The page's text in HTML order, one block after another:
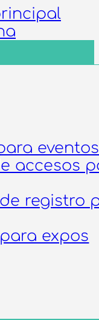
eventos
accesos
registro
expos